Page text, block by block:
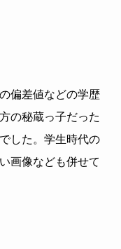
偏差値などの学歴
の秘蔵っ子だった
した。学生時代の
画像なども併せて